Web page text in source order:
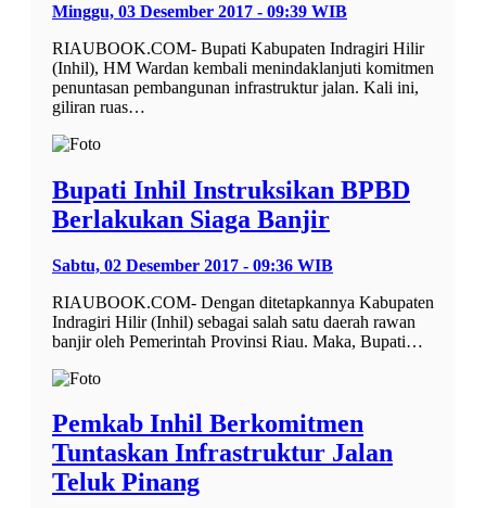
Minggu, 03 Desember 2017 - 09:39 WIB
RIAUBOOK.COM- Bupati Kabupaten Indragiri Hilir
(Inhil), HM Wardan kembali menindaklanjuti komitmen
penuntasan pembangunan infrastruktur jalan. Kali ini,
giliran ruas…
Bupati Inhil Instruksikan BPBD
Berlakukan Siaga Banjir
Sabtu, 02 Desember 2017 - 09:36 WIB
RIAUBOOK.COM- Dengan ditetapkannya Kabupaten
Indragiri Hilir (Inhil) sebagai salah satu daerah rawan
banjir oleh Pemerintah Provinsi Riau. Maka, Bupati…
Pemkab Inhil Berkomitmen
Tuntaskan Infrastruktur Jalan
Teluk Pinang